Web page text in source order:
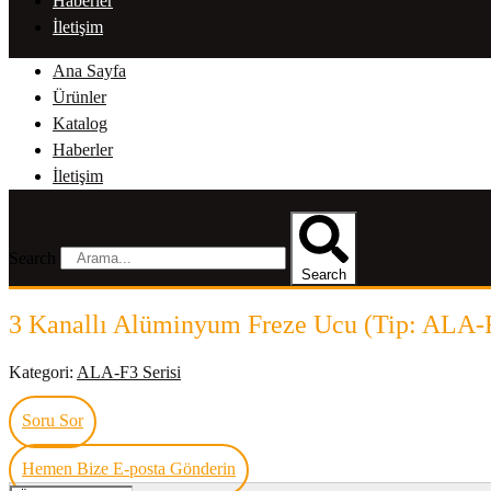
İletişim
Ana Sayfa
Ürünler
Katalog
Haberler
İletişim
Search
3 Kanallı Alüminyum Freze Ucu (Tip: ALA-
Kategori: ALA-F3 Serisi
Soru Sor
Hemen Bize E-posta Gönderin